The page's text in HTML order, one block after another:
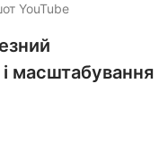
YouTube
масштабування